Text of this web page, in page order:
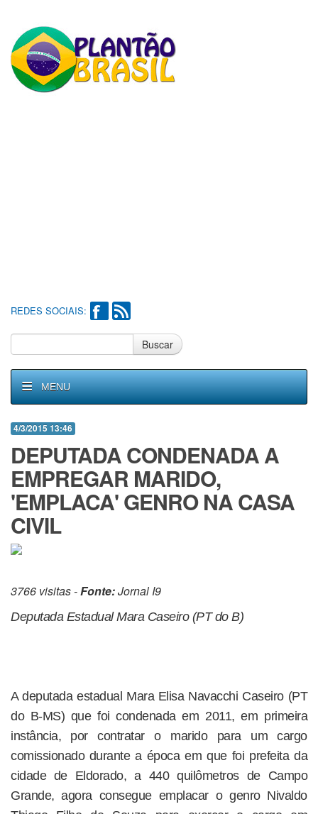
REDES SOCIAIS:
Buscar
MENU
4/3/2015 13:46
DEPUTADA CONDENADA A
EMPREGAR MARIDO,
'EMPLACA' GENRO NA CASA
CIVIL
3766 visitas -Fonte:Jornal I9
Deputada Estadual Mara Caseiro (PT do B)
A deputada estadual Mara Elisa Navacchi Caseiro (PT
do B-MS) que foi condenada em 2011, em primeira
instância, por contratar o marido para um cargo
comissionado durante a época em que foi prefeita da
cidade de Eldorado, a 440 quilômetros de Campo
Grande, agora consegue emplacar o genro Nivaldo